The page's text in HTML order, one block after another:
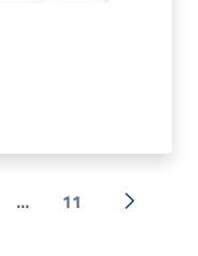
... 11